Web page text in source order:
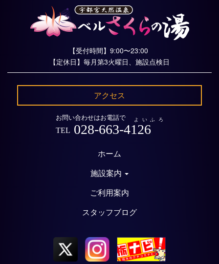
【受付時間】9:00〜23:00
【定休日】毎月第3火曜日、施設点検日
アクセス
お問い合わせはお電話で よいふろ
TEL 028-663-4126
ホーム
施設案内
ご利用案内
スタッフブログ